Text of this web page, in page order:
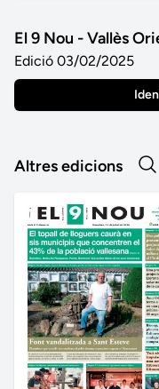
El 9 Nou - Vallès
Edició 03/02/2025
Altres edicions